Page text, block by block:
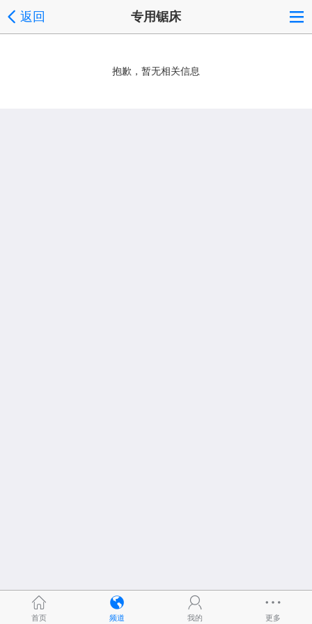
返回 专用锯床
抱歉，暂无相关信息
首页 频道 我的 更多